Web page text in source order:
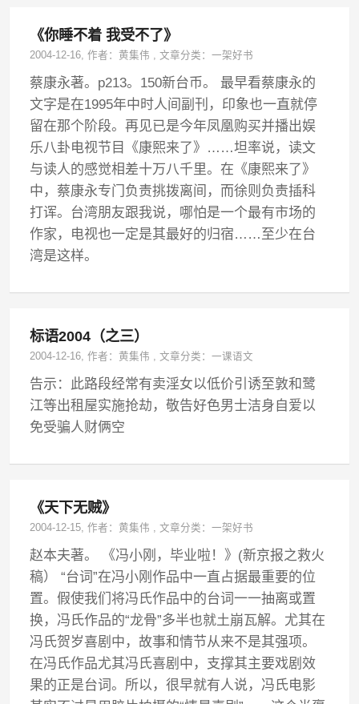
《你睡不着 我受不了》
2004-12-16, 作者：黄集伟 ,文章分类：一架好书
蔡康永著。p213。150新台币。 最早看蔡康永的
文字是在1995年中时人间副刊，印象也一直就停
留在那个阶段。再见已是今年凤凰购买并播出娱
乐八卦电视节目《康熙来了》……坦率说，读文
与读人的感觉相差十万八千里。在《康熙来了》
中，蔡康永专门负责挑拨离间，而徐则负责插科
打诨。台湾朋友跟我说，哪怕是一个最有市场的
作家，电视也一定是其最好的归宿……至少在台
湾是这样。
标语2004（之三）
2004-12-16, 作者：黄集伟 ,文章分类：一课语文
告示：此路段经常有卖淫女以低价引诱至敦和鹭
江等出租屋实施抢劫，敬告好色男士洁身自爱以
免受骗人财俩空
《天下无贼》
2004-12-15, 作者：黄集伟 ,文章分类：一架好书
赵本夫著。 《冯小刚，毕业啦！》(新京报之救火
稿） “台词”在冯小刚作品中一直占据最重要的位
置。假使我们将冯氏作品中的台词一一抽离或置
换，冯氏作品的“龙骨”多半也就土崩瓦解。尤其在
冯氏贺岁喜剧中，故事和情节从来不是其强项。
在冯氏作品尤其冯氏喜剧中，支撑其主要戏剧效
果的正是台词。所以，很早就有人说，冯氏电影